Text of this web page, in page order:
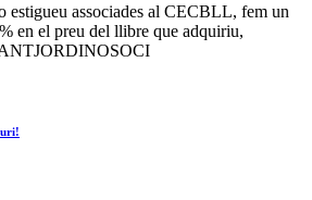
estigueu associades al CECBLL, fem un
en el preu del llibre que adquiriu,